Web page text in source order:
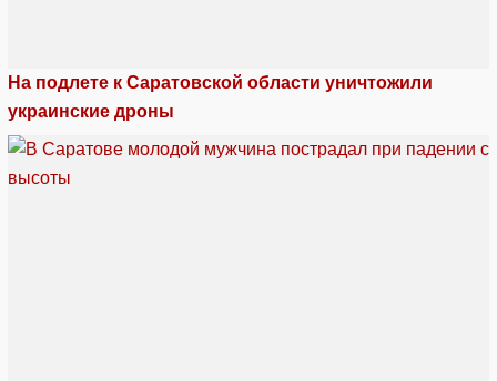
На подлете к Саратовской области уничтожили
украинские дроны